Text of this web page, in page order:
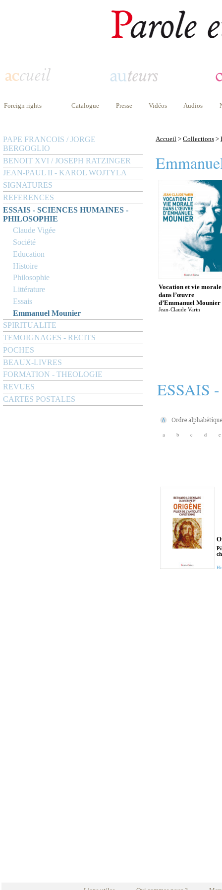
Foreign rights Catalogue Presse Vidéos Audios
PAPE FRANCOIS / JORGE
BERGOGLIO
BENOIT XVI / JOSEPH RATZINGER
JEAN-PAUL II - KAROL WOJTYLA
SIGNATURES
REFERENCES
ESSAIS - SCIENCES HUMAINES -
PHILOSOPHIE
Claude Vigée
Société
Education
Histoire
Philosophie
Littérature
Essais
Emmanuel Mounier
SPIRITUALITE
TEMOIGNAGES - RECITS
POCHES
BEAUX-LIVRES
FORMATION - THEOLOGIE
REVUES
CARTES POSTALES
Accueil > Collections >
Vocation et vie morale
dans l’œuvre
d’Emmanuel Mounier
Jean-Claude Varin
ESSAIS
a b c d e